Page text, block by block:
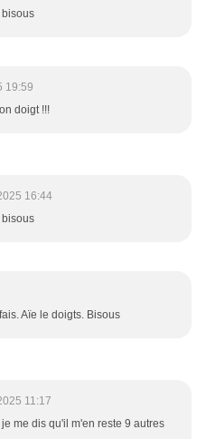
19:59
doigt !!!
16:44
Aïe le doigts. Bisous
11:17
me dis qu'il m'en reste 9 autres